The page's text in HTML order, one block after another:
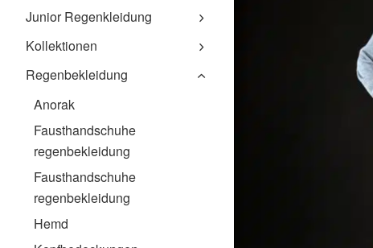
Bed cover
Fausthandschuhe
Pullover
Regenhandschuhe
Schal
Taschen
Junior Regenkleidung
Latzhosen
Regenjacken
Taillenhosen
Kollektionen
Öland Kollektionen
Regenbekleidung
Anorak
Fausthandschuhe
regenbekleidung
Fausthandschuhe
regenbekleidung
Hemd